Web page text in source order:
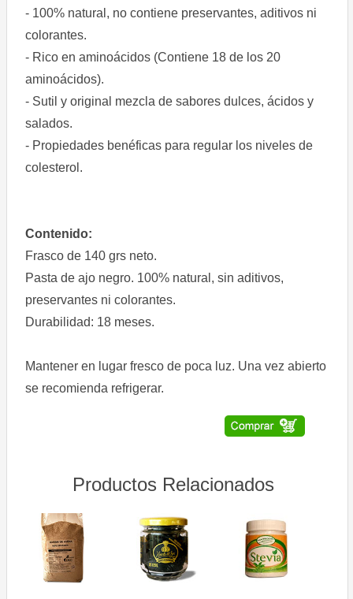
- 100% natural, no contiene preservantes, aditivos ni
colorantes.
- Rico en aminoácidos (Contiene 18 de los 20
aminoácidos).
- Sutil y original mezcla de sabores dulces, ácidos y
salados.
- Propiedades benéficas para regular los niveles de
colesterol.
Contenido:
Frasco de 140 grs neto.
Pasta de ajo negro. 100% natural, sin aditivos,
preservantes ni colorantes.
Durabilidad: 18 meses.
Mantener en lugar fresco de poca luz. Una vez abierto
se recomienda refrigerar.
Productos Relacionados